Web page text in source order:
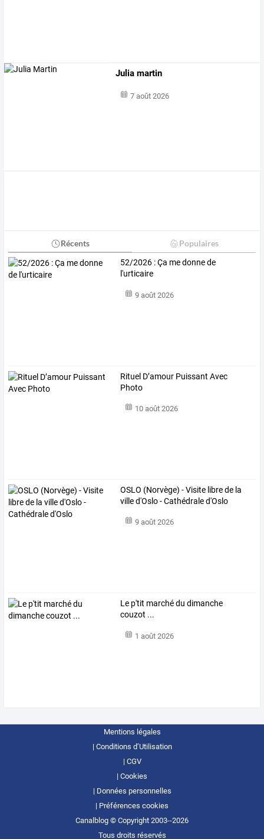
Julia martin
7 août 2026
Récents Populaires
52/2026 : Ça me donne de
l'urticaire
9 août 2026
Rituel D’amour Puissant Avec
Photo
10 août 2026
OSLO (Norvège) - Visite libre de la
ville d'Oslo - Cathédrale d'Oslo
9 août 2026
Le p'tit marché du dimanche
couzot ...
1 août 2026
Mentions légales
Conditions d’Utilisation
CGV
Cookies
Données personnelles
Préférences cookies
Canalblog © Copyright 2003--2026
Tous droits réservés